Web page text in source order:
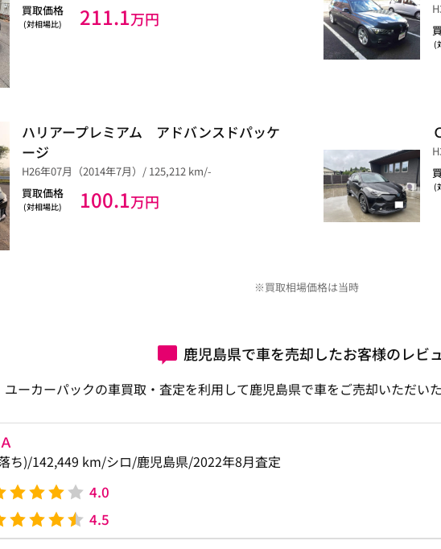
買取価格
(対相場比) 211.1万円
(
ハリアープレミアム アドバンスドパッケ
ージ
H26年07月（2014年7月）/ 125,212 km/-
買取価格
(対相場比) 100.1万円
(
※買取相場価格は当時
鹿児島県で車を売却したお客様のレビ
ユーカーパックの車買取・査定を利用して鹿児島県で車をご売却いただい
ち)/142,449 km/シロ/鹿児島県/2022年8月査定
4.0
4.5